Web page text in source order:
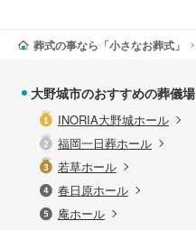
葬式の事なら「小さなお葬式」
大野城市のおすすめの葬儀場
INORIA大野城ホール
福岡一日葬ホール
若草ホール
春日原ホール
庵ホール